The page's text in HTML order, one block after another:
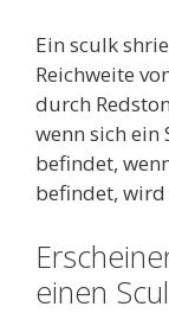
Ein sculk
Reichweite
durch
wenn sich ein
befindet,
befindet,
einen